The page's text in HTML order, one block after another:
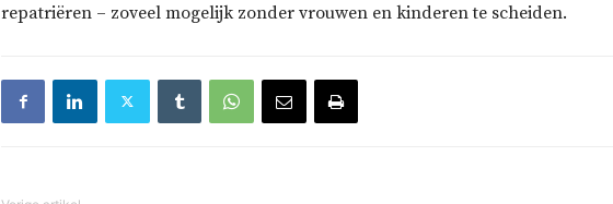
repatriëren – zoveel mogelijk zonder vrouwen en kinderen te scheiden.